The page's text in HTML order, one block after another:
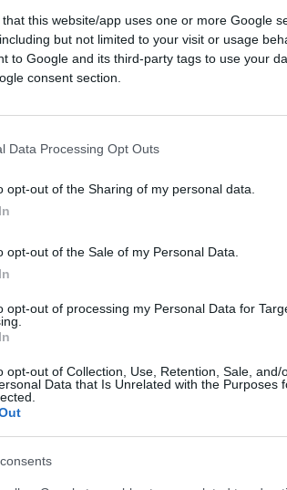
that this website/app uses one or more Google
but not limited to your visit or usage
to Google and its third-party tags to use your
consent section.
Data Processing Opt Outs
opt-out of the Sharing of my personal data.
opt-out of the Sale of my Personal Data.
opt-out of processing my Personal Data for
opt-out of Collection, Use, Retention, Sale, and/
Data that Is Unrelated with the Purposes
Saznaj više
PORODICA I ZDRAVLJE
Otkrila je rak debelog